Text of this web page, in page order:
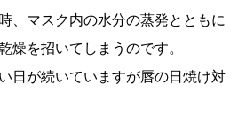
、マスク内の水分の蒸発とともに
燥を招いてしまうのです。
日が続いていますが唇の日焼け対